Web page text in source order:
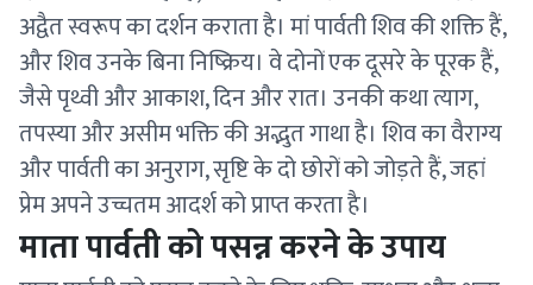
अद्वैत स्वरूप का दर्शन कराता है। मां पार्वती शिव की शक्ति हैं,
और शिव उनके बिना निष्क्रिय। वे दोनों एक दूसरे के पूरक हैं,
जैसे पृथ्वी और आकाश, दिन और रात। उनकी कथा त्याग,
तपस्या और असीम भक्ति की अद्भुत गाथा है। शिव का वैराग्य
और पार्वती का अनुराग, सृष्टि के दो छोरों को जोड़ते हैं, जहां
प्रेम अपने उच्चतम आदर्श को प्राप्त करता है।
माता पार्वती को पसन्न करने के उपाय